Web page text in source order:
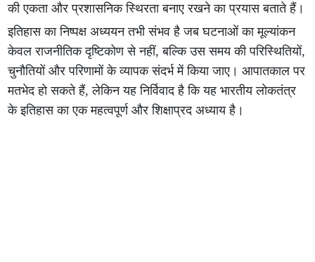
की एकता और प्रशासनिक स्थिरता बनाए रखने का प्रयास बताते हैं।
इतिहास का निष्पक्ष अध्ययन तभी संभव है जब घटनाओं का मूल्यांकन
केवल राजनीतिक दृष्टिकोण से नहीं, बल्कि उस समय की परिस्थितियों,
चुनौतियों और परिणामों के व्यापक संदर्भ में किया जाए। आपातकाल पर
मतभेद हो सकते हैं, लेकिन यह निर्विवाद है कि यह भारतीय लोकतंत्र
के इतिहास का एक महत्वपूर्ण और शिक्षाप्रद अध्याय है।